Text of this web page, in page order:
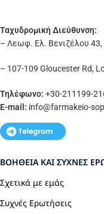
Ταχυδρομική Διεύθυνση:
– Λεωφ. Ελ. Βενιζέλου
– 107-109 Gloucester Rd,
Τηλέφωνο: +30-211199-
E-mail: info@farmakeio-
ΒΟΉΘΕΙΑ ΚΑΙ ΣΥΧΝΈΣ
Σχετικά με εμάς
Συχνές Ερωτήσεις